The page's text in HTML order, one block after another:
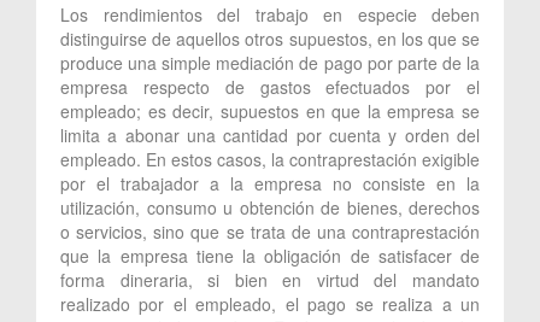
Los rendimientos del trabajo en especie deben
distinguirse de aquellos otros supuestos, en los que se
produce una simple mediación de pago por parte de la
empresa respecto de gastos efectuados por el
empleado; es decir, supuestos en que la empresa se
limita a abonar una cantidad por cuenta y orden del
empleado. En estos casos, la contraprestación exigible
por el trabajador a la empresa no consiste en la
utilización, consumo u obtención de bienes, derechos
o servicios, sino que se trata de una contraprestación
que la empresa tiene la obligación de satisfacer de
forma dineraria, si bien en virtud del mandato
realizado por el empleado, el pago se realiza a un